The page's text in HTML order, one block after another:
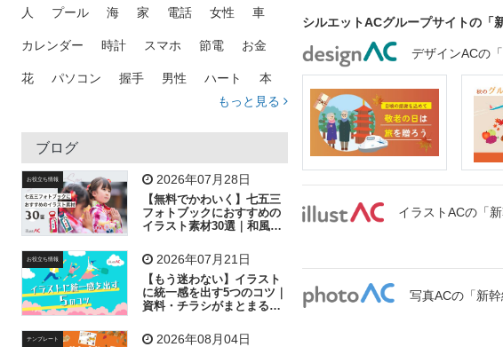
人 プール 海 家 電話 女性 車
カレンダー 時計 スマホ 節電 お金
花 パソコン 握手 男性 ハート 本
トラック 木
吹き出し
飛行機 グラフ ビル 魚 家族 書類
歩く 工場 会社 太陽 キラキラ
子供 作業員 相談 ピクトグラム
もっと見る
ブログ
お役立ち情報 2026年07月28日
【無料でかわいく】七五三
フォトブックにおすすめの
イラスト素材30選｜和風の
お役立ち情報 2026年07月21日
【もう迷わない】イラスト
に統一感を出す5つのコツ｜
資料・チラシがまとまるフ
テンプレート 2026年08月04日
シルエットACグループサイトの「
デザインACの
イラストACの「
写真ACの「新